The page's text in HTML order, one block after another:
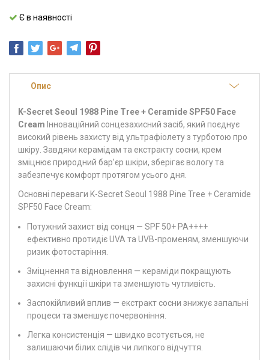
Є в наявності
Опис
K-Secret Seoul 1988 Pine Tree + Ceramide SPF50 Face
Cream Інноваційний сонцезахисний засіб, який поєднує
високий рівень захисту від ультрафіолету з турботою про
шкіру. Завдяки керамідам та екстракту сосни, крем
зміцнює природний бар’єр шкіри, зберігає вологу та
забезпечує комфорт протягом усього дня.
Основні переваги K-Secret Seoul 1988 Pine Tree + Ceramide
SPF50 Face Cream:
Потужний захист від сонця — SPF 50+ PA++++
ефективно протидіє UVA та UVB-променям, зменшуючи
ризик фотостаріння.
Зміцнення та відновлення — кераміди покращують
захисні функції шкіри та зменшують чутливість.
Заспокійливий вплив — екстракт сосни знижує запальні
процеси та зменшує почервоніння.
Легка консистенція — швидко всотується, не
залишаючи білих слідів чи липкого відчуття.